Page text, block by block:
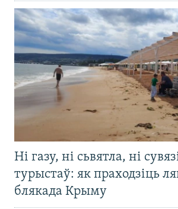
Ні газу, ні сьвятла, ні
турыстаў: як праходзіць
блякада Крыму